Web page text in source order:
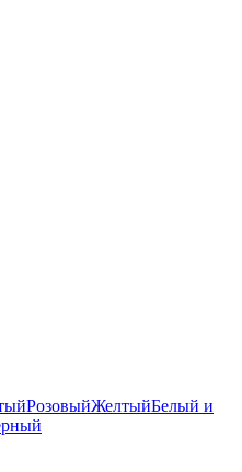
РозовыйЖелтыйБелый и